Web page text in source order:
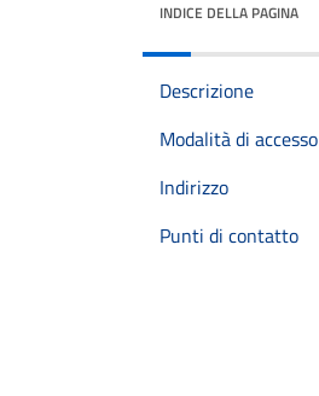
INDICE DELLA PAGINA
Descrizione
Modalità di accesso
Indirizzo
Punti di contatto